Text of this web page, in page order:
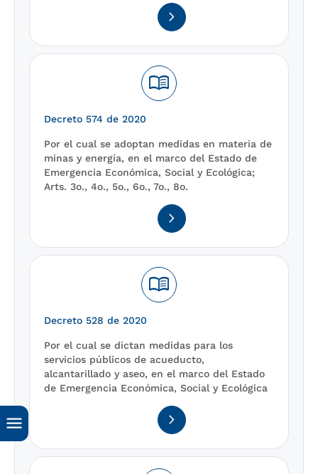
navigate_next
menu_book
Decreto 574 de 2020
Por el cual se adoptan medidas en materia de
minas y energía, en el marco del Estado de
Emergencia Económica, Social y Ecológica;
Arts. 3o., 4o., 5o., 6o., 7o., 8o.
navigate_next
menu_book
Decreto 528 de 2020
Por el cual se dictan medidas para los
servicios públicos de acueducto,
alcantarillado y aseo, en el marco del Estado
de Emergencia Económica, Social y Ecológica
navigate_next